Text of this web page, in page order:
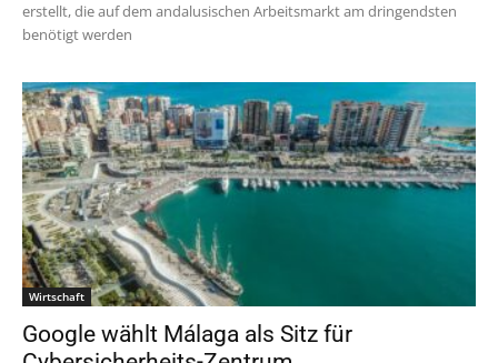
erstellt, die auf dem andalusischen Arbeitsmarkt am dringendsten
benötigt werden
Wirtschaft
Google wählt Málaga als Sitz für